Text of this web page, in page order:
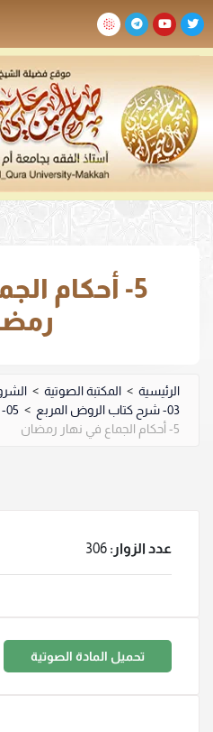
5- أحكام
الرئيسية > المكتبة الصوتية >
03- شرح كتاب الروض المربع
> 05- كتاب الصيام
5- أحكام الجماع في نهار رمضان
عدد الزوار: 306
تحميل المادة الصوتية